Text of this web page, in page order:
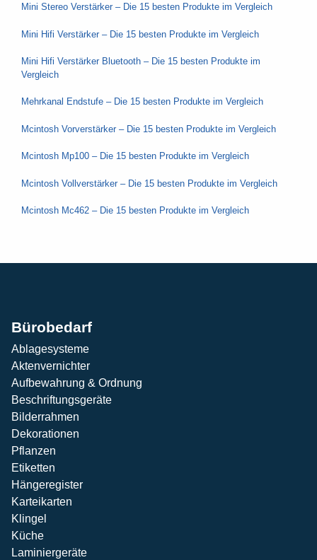
Mini Stereo Verstärker – Die 15 besten Produkte im Vergleich
Mini Hifi Verstärker – Die 15 besten Produkte im Vergleich
Mini Hifi Verstärker Bluetooth – Die 15 besten Produkte im
Vergleich
Mehrkanal Endstufe – Die 15 besten Produkte im Vergleich
Mcintosh Vorverstärker – Die 15 besten Produkte im Vergleich
Mcintosh Mp100 – Die 15 besten Produkte im Vergleich
Mcintosh Vollverstärker – Die 15 besten Produkte im Vergleich
Mcintosh Mc462 – Die 15 besten Produkte im Vergleich
Bürobedarf
Ablagesysteme
Aktenvernichter
Aufbewahrung & Ordnung
Beschriftungsgeräte
Bilderrahmen
Dekorationen
Pflanzen
Etiketten
Hängeregister
Karteikarten
Klingel
Küche
Laminiergeräte